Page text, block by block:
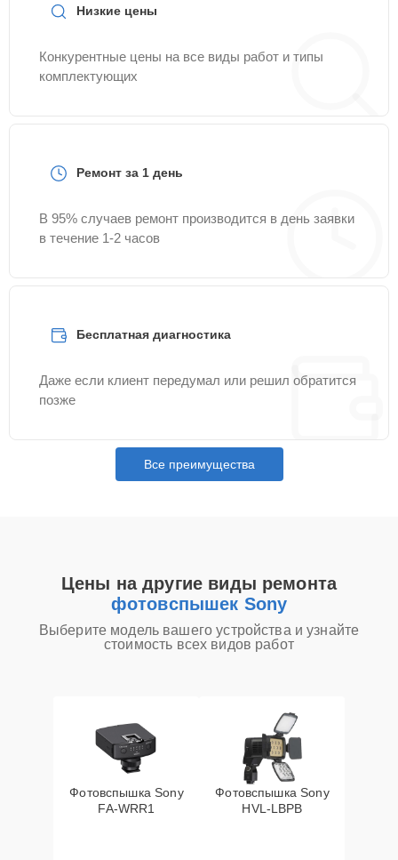
Низкие цены
Конкурентные цены на все виды работ и типы
комплектующих
Ремонт за 1 день
В 95% случаев ремонт производится в день заявки
в течение 1-2 часов
Бесплатная диагностика
Даже если клиент передумал или решил обратится
позже
Все преимущества
Цены на другие виды ремонта
фотовспышек Sony
Выберите модель вашего устройства и узнайте
стоимость всех видов работ
Фотовспышка Sony
FA-WRR1
Фотовспышка Sony
HVL-LBPB